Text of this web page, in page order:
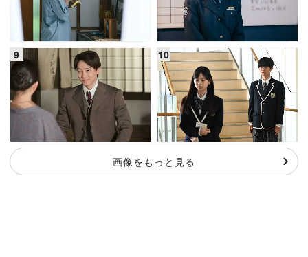
画像をもっと見る